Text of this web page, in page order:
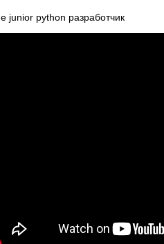
junior python разработчик